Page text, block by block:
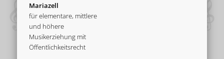
Mariazell
für elementare, mittlere
und höhere
Musikerziehung mit
Öffentlichkeitsrecht